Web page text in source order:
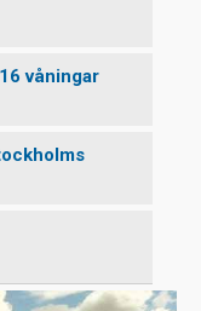
våningar